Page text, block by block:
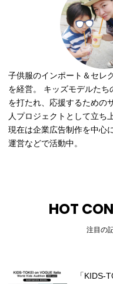
子供服のインポート＆セレ
を経営。 キッズモデルた
を打たれ、応援するための
人プロジェクトとして立ち
現在は企業広告制作を中心
運営などで活動中。
HOT
注目の
「KIDS-